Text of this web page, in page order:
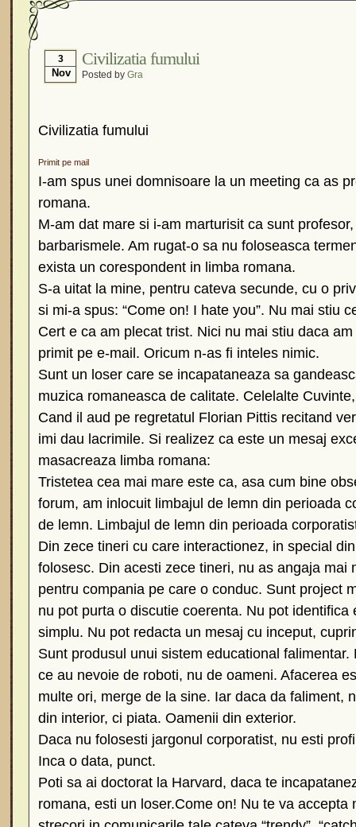
3
Nov
Civilizatia fumului
Posted by Gra
Civilizatia fumului
Primit pe mail
I-am spus unei domnisoare la un meeting ca as
romana.
M-am dat mare si i-am marturisit ca sunt
barbarismele. Am rugat-o sa nu foloseasca
exista un corespondent in limba romana.
S-a uitat la mine, pentru cateva secunde, cu o
si mi-a spus: “Come on! I hate you”. Nu mai stiu
Cert e ca am plecat trist. Nici nu mai stiu daca
primit pe e-mail. Oricum n-as fi inteles nimic.
Sunt un loser care se incapataneaza sa
muzica romaneasca de calitate. Celelalte
Cand il aud pe regretatul Florian Pittis recitand
imi dau lacrimile. Si realizez ca este un mesaj
masacreaza limba romana:
Tristetea cea mai mare este ca, asa cum bine
forum, am inlocuit limbajul de lemn din perioada
de lemn. Limbajul de lemn din perioada
Din zece tineri cu care interactionez, in special
folosesc. Din acesti zece tineri, nu as angaja mai
pentru compania pe care o conduc. Sunt project
nu pot purta o discutie coerenta. Nu pot identifica
simplu. Nu pot redacta un mesaj cu inceput,
Sunt produsul unui sistem educational
ce au nevoie de roboti, nu de oameni. Afacerea
multe ori, merge de la sine. Iar daca da faliment,
din interior, ci piata. Oamenii din exterior.
Daca nu folosesti jargonul corporatist, nu esti
Inca o data, punct.
Poti sa ai doctorat la Harvard, daca te
romana, esti un loser.Come on! Nu te va accepta